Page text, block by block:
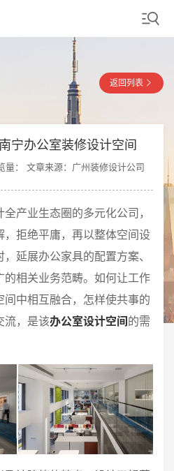
返回列表
宁办公室装修设计空间
： 文章来源：广州装修设计公司
产业生态圈的多元化公司，
拒绝平庸，再以整体空间设
延展办公家具的配置方案、
的相关业务范畴。如何让工作
中相互融合，怎样使共事的
流，是该办公室设计空间 的需